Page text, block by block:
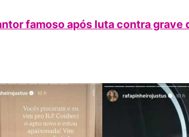
famoso após luta contra grave